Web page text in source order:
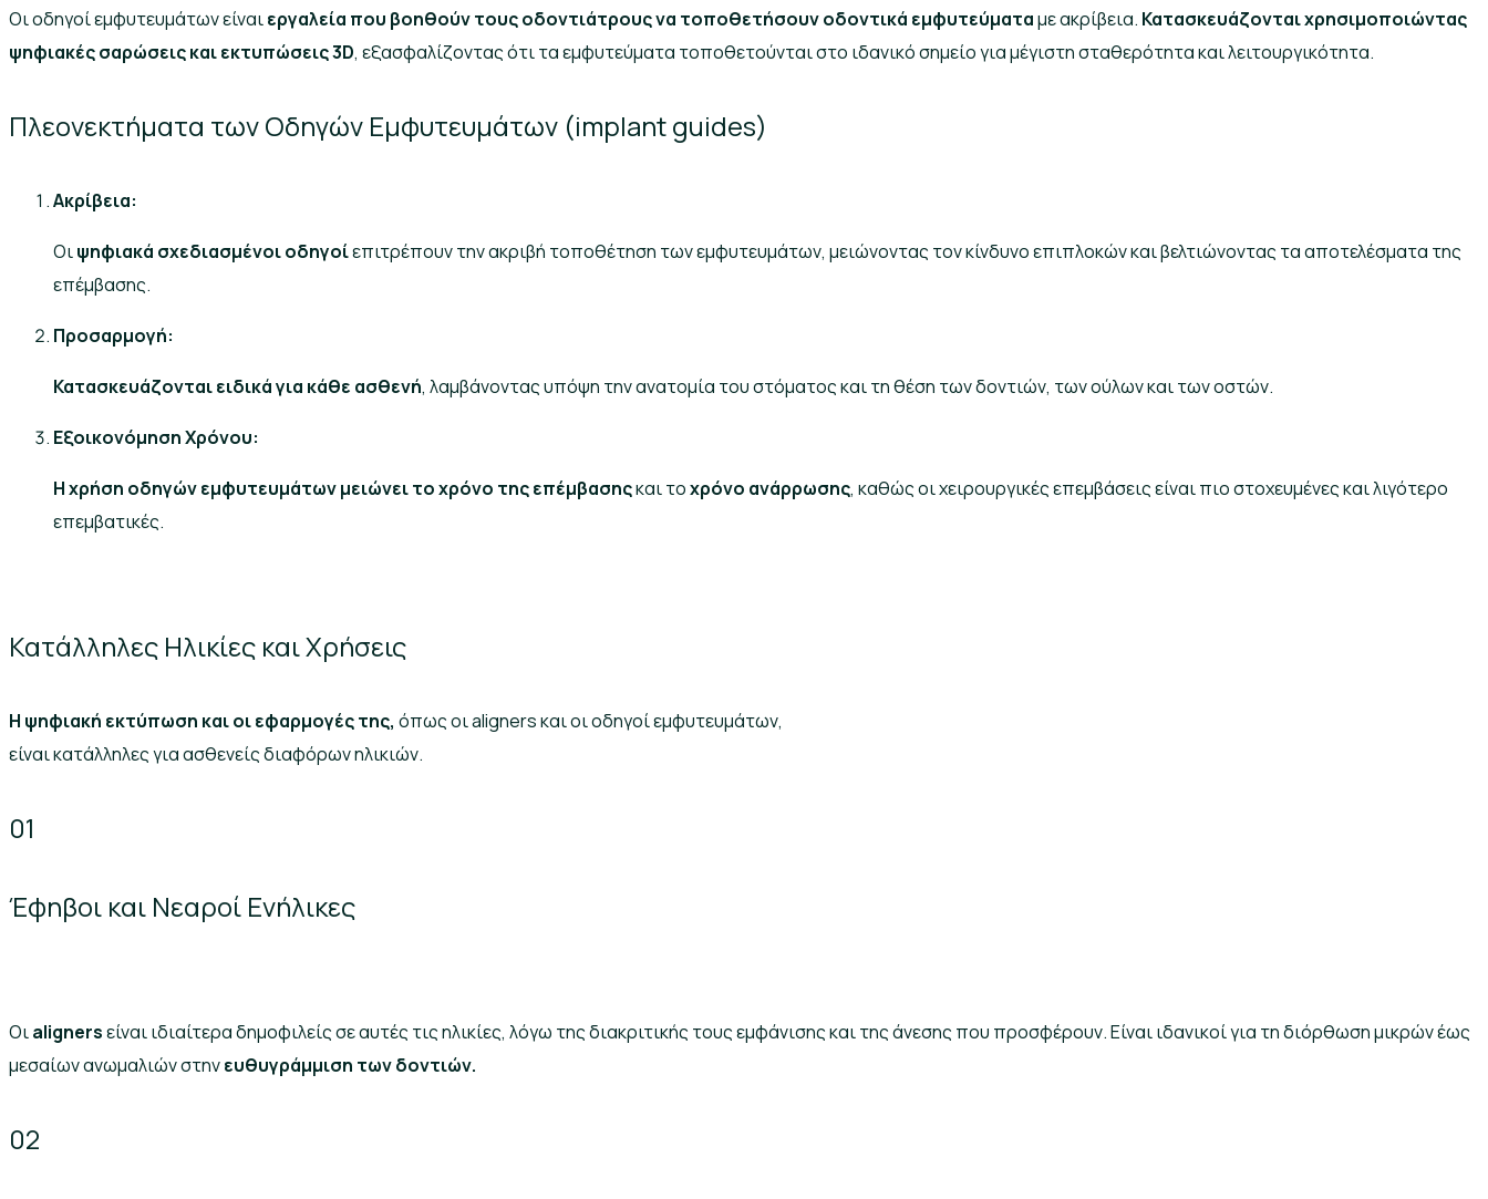
Οι οδηγοί εμφυτευμάτων είναιεργαλεία που βοηθούν τους οδοντιάτρους να τοποθετήσουν οδοντικά εμφυτεύματαμε ακρίβεια. Κατασκευάζονται χρησιμοποιώντας
ψηφιακές σαρώσεις και εκτυπώσεις 3D, εξασφαλίζοντας ότι τα εμφυτεύματα τοποθετούνται στο ιδανικό σημείο για μέγιστη σταθερότητα και λειτουργικότητα.
Πλεονεκτήματα των Οδηγών Εμφυτευμάτων (implant guides)
Ακρίβεια:
Οιψηφιακά σχεδιασμένοι οδηγοίεπιτρέπουν την ακριβή τοποθέτηση των εμφυτευμάτων, μειώνοντας τον κίνδυνο επιπλοκών και βελτιώνοντας τα αποτελέσματα της
επέμβασης.
Προσαρμογή:
Κατασκευάζονται ειδικά για κάθε ασθενή, λαμβάνοντας υπόψη την ανατομία του στόματος και τη θέση των δοντιών, των ούλων και των οστών.
Εξοικονόμηση Χρόνου:
Η χρήση οδηγών εμφυτευμάτων μειώνει το χρόνο της επέμβασηςκαι τοχρόνο ανάρρωσης, καθώς οι χειρουργικές επεμβάσεις είναι πιο στοχευμένες και λιγότερο
επεμβατικές.
Κατάλληλες Ηλικίες και Χρήσεις
Η ψηφιακή εκτύπωση και οι εφαρμογές της, όπως οι aligners και οι οδηγοί εμφυτευμάτων,
είναι κατάλληλες για ασθενείς διαφόρων ηλικιών.
01
Έφηβοι και Νεαροί Ενήλικες
Οιalignersείναι ιδιαίτερα δημοφιλείς σε αυτές τις ηλικίες, λόγω της διακριτικής τους εμφάνισης και της άνεσης που προσφέρουν. Είναι ιδανικοί για τη διόρθωση μικρών έως
μεσαίων ανωμαλιών στηνευθυγράμμιση των δοντιών.
02